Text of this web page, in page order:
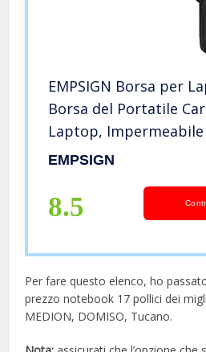
EMPSIGN Borsa per
Borsa del Portatile
Laptop, Impermeabile
Notebook
Uomo/Scuola/Viaggio
EMPSIGN
8.5
Per fare questo elenco, ho
prezzo notebook 17 pollici dei
MEDION, DOMISO, Tucano.